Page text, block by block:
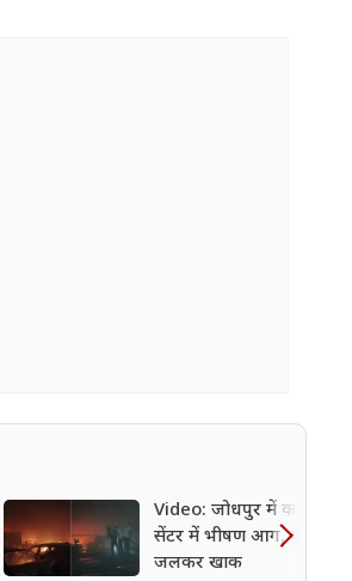
Video: जोधपुर में कार सर्विस
सेंटर में भीषण आग, कई वाहन
जलकर खाक